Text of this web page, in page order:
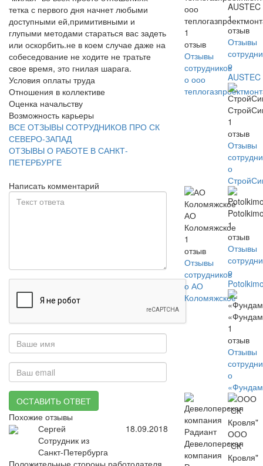
тетка с первого дня начнет любыми
доступными ей,примитивными и
глупыми методами стараться вас задеть
или оскорбить.не в коем случае даже на
собеседование не ходите не тратьте
свое время, это гнилая шарага.
Условия оплаты труда
Отношения в коллективе
Оценка начальству
Возможность карьеры
ВСЕ ОТЗЫВЫ СОТРУДНИКОВ ПРО СК
СЕВЕРО-ЗАПАД
ОТЗЫВЫ О РАБОТЕ В САНКТ-
ПЕТЕРБУРГЕ
Написать комментарий
ОСТАВИТЬ ОТВЕТ
Похожие отзывы
Сергей
Сотрудник из
Санкт-Петербурга
18.09.2018
Положительные стороны работодателя
ооо
1
отзыв
Отзывы
сотрудников
о ооо
AUSTEC
1
отзыв
Отзывы
о
AUSTEC
1
отзыв
Отзывы
о
АО
Коломяжское
1
отзыв
Отзывы
сотрудников
о АО
Коломяжское
1
отзыв
Отзывы
о
1
отзыв
Отзывы
о
Девелоперская
компания
ООО
"СК
Кровля"